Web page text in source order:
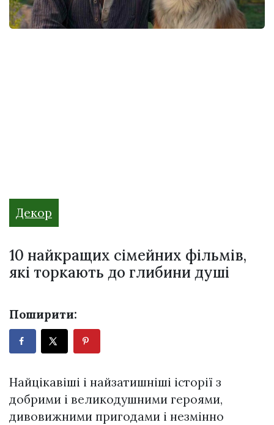
Декор
10 найкращих сімейних фільмів,
які торкають до глибини душі
Поширити:
Найцікавіші і найзатишніші історії з
добрими і великодушними героями,
дивовижними пригодами і незмінно